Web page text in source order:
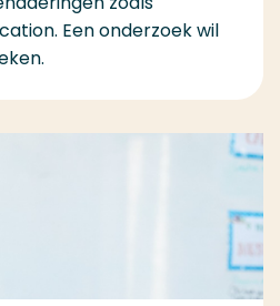
Een onderzoek wil